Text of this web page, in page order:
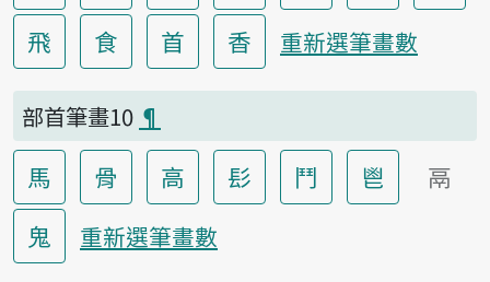
飛
食 首 香 重新選筆畫數
部首筆畫10 ¶
馬 骨 高 髟 鬥 鬯
鬲
鬼
重新選筆畫數